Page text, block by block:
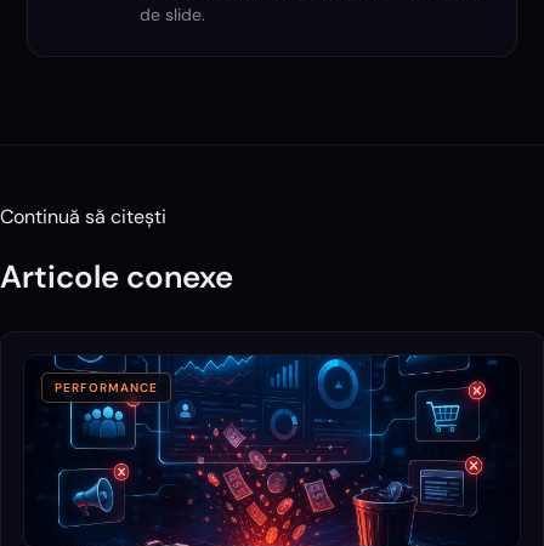
de slide.
Continuă să citești
Articole conexe
PERFORMANCE